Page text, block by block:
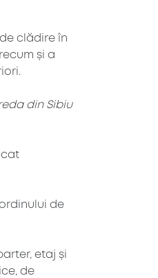
clădire în
și a
din Sibiu
de
etaj și
de